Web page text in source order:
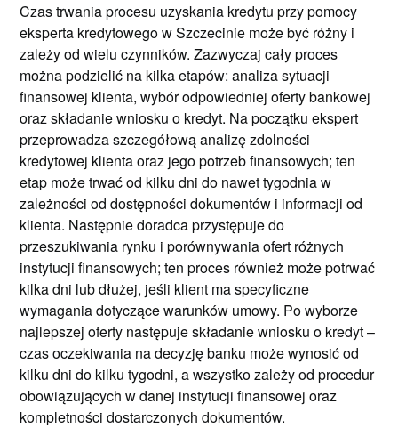
Czas trwania procesu uzyskania kredytu przy pomocy
eksperta kredytowego w Szczecinie może być różny i
zależy od wielu czynników. Zazwyczaj cały proces
można podzielić na kilka etapów: analiza sytuacji
finansowej klienta, wybór odpowiedniej oferty bankowej
oraz składanie wniosku o kredyt. Na początku ekspert
przeprowadza szczegółową analizę zdolności
kredytowej klienta oraz jego potrzeb finansowych; ten
etap może trwać od kilku dni do nawet tygodnia w
zależności od dostępności dokumentów i informacji od
klienta. Następnie doradca przystępuje do
przeszukiwania rynku i porównywania ofert różnych
instytucji finansowych; ten proces również może potrwać
kilka dni lub dłużej, jeśli klient ma specyficzne
wymagania dotyczące warunków umowy. Po wyborze
najlepszej oferty następuje składanie wniosku o kredyt –
czas oczekiwania na decyzję banku może wynosić od
kilku dni do kilku tygodni, a wszystko zależy od procedur
obowiązujących w danej instytucji finansowej oraz
kompletności dostarczonych dokumentów.